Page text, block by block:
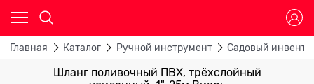
Главная Каталог Ручной инструмент Садовый
Шланг поливочный ПВХ, трёхслойный